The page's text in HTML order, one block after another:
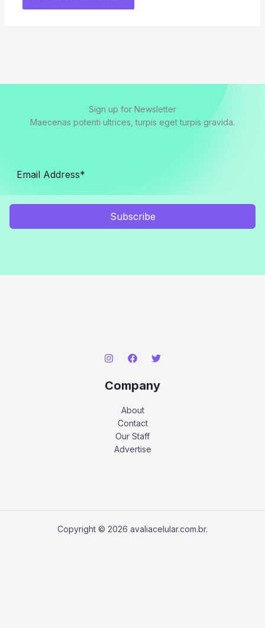
Sign up for Newsletter
Maecenas potenti ultrices, turpis eget turpis gravida.
Subscribe
Company
About
Contact
Our Staff
Advertise
Copyright © 2026 avaliacelular.com.br.